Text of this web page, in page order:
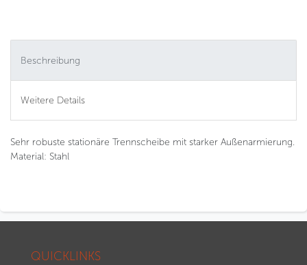
Beschreibung
Weitere Details
Sehr robuste stationäre Trennscheibe mit starker Außenarmierung.
Material: Stahl
QUICKLINKS